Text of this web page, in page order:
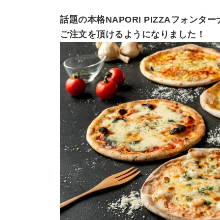
話題の本格NAPORI PIZZAフォンター
ご注文を頂けるようになりました！